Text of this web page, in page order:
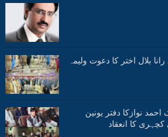
بلال اختر کا دعوت ولیمہ
احمد نوازکا دفتر یونین
کا انعقاد